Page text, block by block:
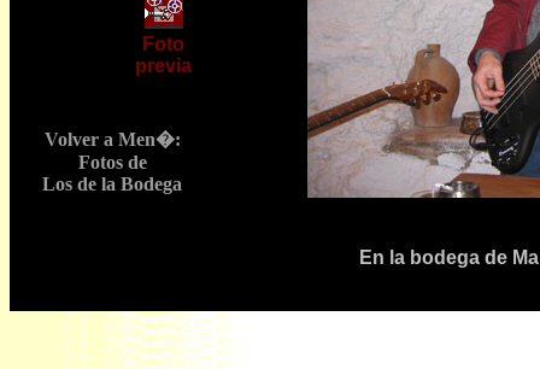
Foto
previa
Volver a Men�:
Fotos de
Los de la Bodega
En la bodega de